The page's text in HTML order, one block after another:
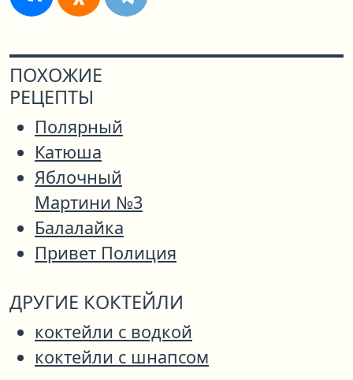
ПОХОЖИЕ
РЕЦЕПТЫ
Полярный
Катюша
Яблочный
Мартини №3
Балалайка
Привет Полиция
ДРУГИЕ КОКТЕЙЛИ
коктейли с водкой
коктейли с шнапсом